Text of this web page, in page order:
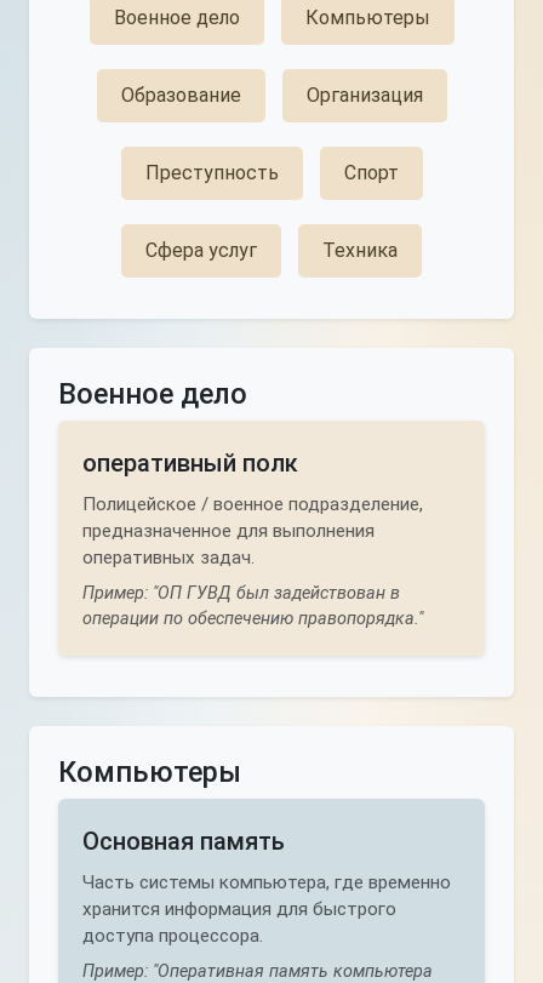
Военное дело Компьютеры
Образование Организация
Преступность Спорт
Сфера услуг Техника
Военное дело
оперативный полк
Полицейское / военное подразделение,
предназначенное для выполнения
оперативных задач.
Пример: "ОП ГУВД был задействован в
операции по обеспечению правопорядка."
Компьютеры
Основная память
Часть системы компьютера, где временно
хранится информация для быстрого
доступа процессора.
Пример: "Оперативная память компьютера